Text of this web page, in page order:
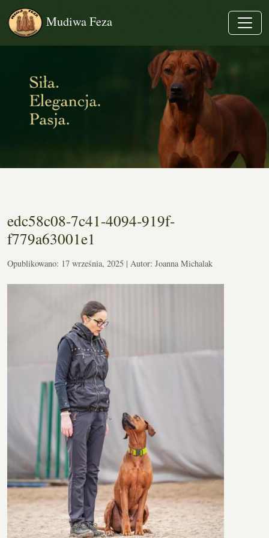
Mudiwa Feza
edc58c08-7c41-4094-919f-
f779a63001e1
Opublikowano: 17 września, 2025 | Autor: Joanna Michalak